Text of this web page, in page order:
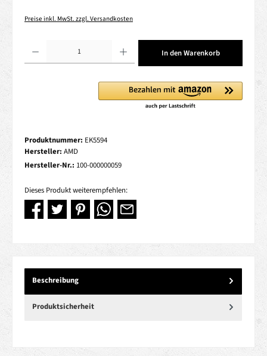
Preise inkl. MwSt. zzgl. Versandkosten
In den Warenkorb
Produktnummer: EK5594
Hersteller: AMD
Hersteller-Nr.: 100-000000059
Dieses Produkt weiterempfehlen:
Beschreibung
Produktsicherheit